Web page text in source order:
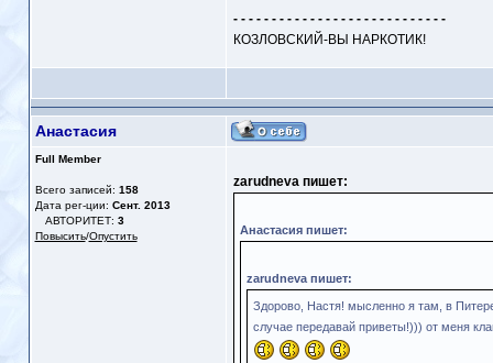
- - - - - - - - - - - - - - - - - - - - - - - - - - - -
КОЗЛОВСКИЙ-ВЫ НАРКОТИК!
Анастасия
Full Member
Всего записей: 158
Дата рег-ции: Сент. 2013
АВТОРИТЕТ: 3
Повысить/Опустить
zarudneva пишет:
Анастасия пишет:
zarudneva пишет:
Здорово, Настя! мысленно я там, в
случае передавай приветы!))) от меня